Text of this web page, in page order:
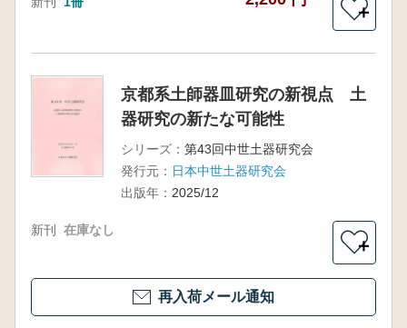
＋
京都系土師器皿研究の新視点 土
器研究の新たな可能性
シリーズ： 第43回中世土器研究会
発行元： 日本中世土器研究会
出版年： 2025/12
新刊 在庫なし
＋
再入荷メール通知